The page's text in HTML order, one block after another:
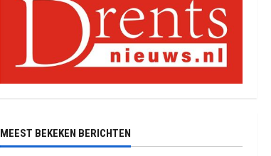
MEEST BEKEKEN BERICHTEN